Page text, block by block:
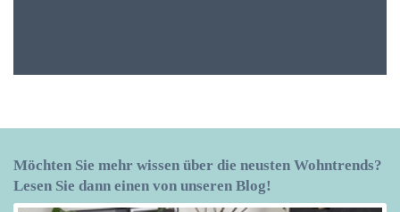
Möchten Sie mehr wissen über die neusten Wohntrends?
Lesen Sie dann einen von unseren Blog!